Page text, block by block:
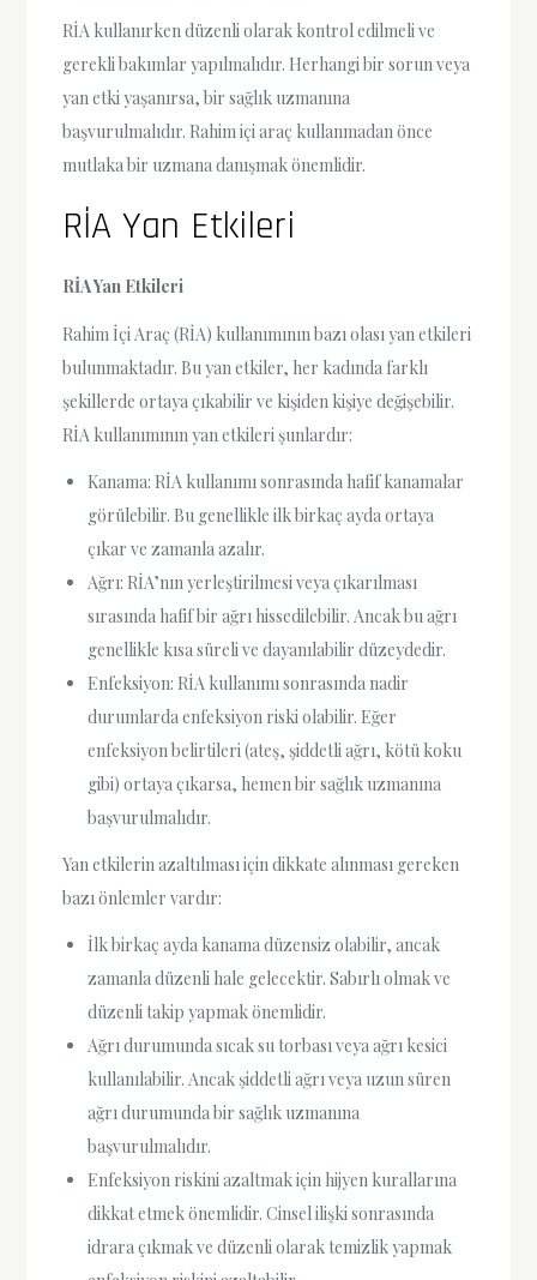
RİA kullanırken düzenli olarak kontrol edilmeli ve
gerekli bakımlar yapılmalıdır. Herhangi bir sorun veya
yan etki yaşanırsa, bir sağlık uzmanına
başvurulmalıdır. Rahim içi araç kullanmadan önce
mutlaka bir uzmana danışmak önemlidir.
RİA Yan Etkileri
RİA Yan Etkileri
Rahim İçi Araç (RİA) kullanımının bazı olası yan etkileri
bulunmaktadır. Bu yan etkiler, her kadında farklı
şekillerde ortaya çıkabilir ve kişiden kişiye değişebilir.
RİA kullanımının yan etkileri şunlardır:
Kanama: RİA kullanımı sonrasında hafif kanamalar
görülebilir. Bu genellikle ilk birkaç ayda ortaya
çıkar ve zamanla azalır.
Ağrı: RİA’nın yerleştirilmesi veya çıkarılması
sırasında hafif bir ağrı hissedilebilir. Ancak bu ağrı
genellikle kısa süreli ve dayanılabilir düzeydedir.
Enfeksiyon: RİA kullanımı sonrasında nadir
durumlarda enfeksiyon riski olabilir. Eğer
enfeksiyon belirtileri (ateş, şiddetli ağrı, kötü koku
gibi) ortaya çıkarsa, hemen bir sağlık uzmanına
başvurulmalıdır.
Yan etkilerin azaltılması için dikkate alınması gereken
bazı önlemler vardır:
İlk birkaç ayda kanama düzensiz olabilir, ancak
zamanla düzenli hale gelecektir. Sabırlı olmak ve
düzenli takip yapmak önemlidir.
Ağrı durumunda sıcak su torbası veya ağrı kesici
kullanılabilir. Ancak şiddetli ağrı veya uzun süren
ağrı durumunda bir sağlık uzmanına
başvurulmalıdır.
Enfeksiyon riskini azaltmak için hijyen kurallarına
dikkat etmek önemlidir. Cinsel ilişki sonrasında
idrara çıkmak ve düzenli olarak temizlik yapmak